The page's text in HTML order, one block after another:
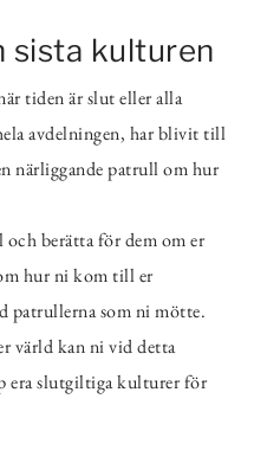
sista kulturen
tiden är slut eller alla
avdelningen, har blivit till
närliggande patrull om hur
och berätta för dem om er
hur ni kom till er
patrullerna som ni mötte.
värld kan ni vid detta
era slutgiltiga kulturer för